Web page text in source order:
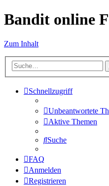
Bandit online
Zum Inhalt
Schnellzugriff
Unbeantwortete
Aktive Themen
Suche
FAQ
Anmelden
Registrieren